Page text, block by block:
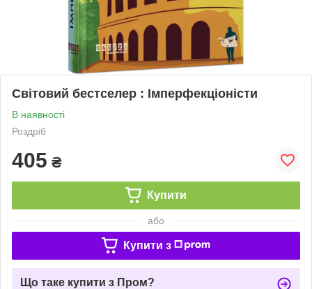
Світовий бестселер : Імперфекціоністи
В наявності
Роздріб
405 ₴
Купити
або
Купити з
Що таке купити з Пром?